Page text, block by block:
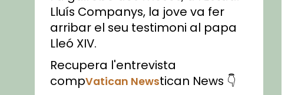
Lluís Companys, la jove va fer
arribar el seu testimoni al papa
Lleó XIV.
Recupera l'entrevista
compVatican Newstican News 👇